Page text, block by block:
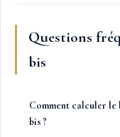
Questions
bis
Comment calculer le
bis ?